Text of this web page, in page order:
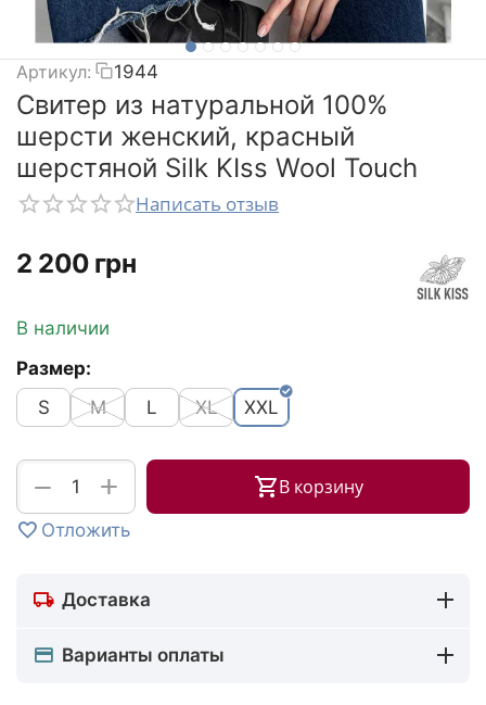
Артикул: 1944
Свитер из натуральной 100%
шерсти женский, красный
шерстяной Silk KIss Wool Touch
Написать отзыв
‍2 200‍ грн
В наличии
Размер:
S
M L XL XXL
+
− В корзину
Отложить
Доставка
Варианты оплаты